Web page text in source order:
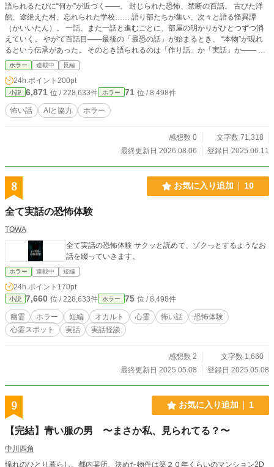
語られるたびに“何か”が近づく――。 封じられた恐怖、禁断の百話。 古びた洋
館、途絶えた村、忘れられた学校…… 語り部たちが集い、次々と語る怪異譚
（かいいたん）。 一話、また一話と進むごとに、部屋の明かりがひとつずつ消
えていく。 やがて百話目――最後の「最恐の話」が始まるとき、 “本物”が現れ
るという伝承があった。 そのとき語られるのは「作り話」か「実話」か―― そ
して語り終えた者たちに待つ運命とは……。
ホラー 連載中 長編
24h.ポイント 200pt
小説 6,871 位 / 228,633件 ホラー 71 位 / 8,498件
怖い話 AIと協力 ホラー
感想数 0
文字数 71,318
最終更新日 2026.08.06
登録日 2025.06.11
8 お気に入り追加 10
全て実話の恐怖体験
TOWA
全て実話の恐怖体験 サクッと読めて、ゾクっとするようなお
話を綴っていきます。
ホラー 連載中 短編
24h.ポイント 170pt
小説 7,660 位 / 228,633件 ホラー 75 位 / 8,498件
幽霊 ホラー 短編 オカルト 心霊 怖い話
恐怖体験
心霊スポット
実話 実話怪談
感想数 2
文字数 1,660
最終更新日 2025.05.08
登録日 2025.05.08
9 お気に入り追加 1
【完結】青い服の男 〜まさか私、見られてる？〜
中川四角
憧れのひとり暮らし。都内某所、決めた物件は築２０年くらいのマンション2D